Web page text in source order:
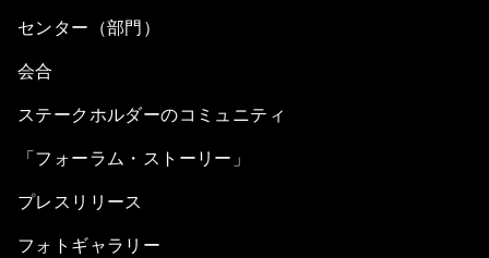
センター（部門）
会合
ステークホルダーのコミュニティ
「フォーラム・ストーリー」
プレスリリース
フォトギャラリー